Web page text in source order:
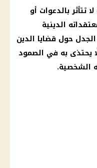
بالدعوات أو
الدينية
حول قضايا الدين
يحتذى به في الصمود
الشخصية.